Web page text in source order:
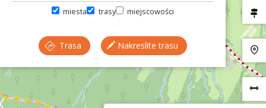
miesta trasy miejscowości
Trasa Nakreslite trasu